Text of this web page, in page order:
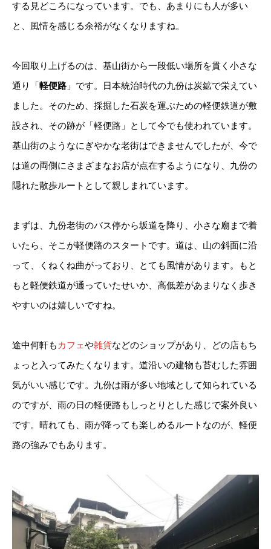
する見どころになっています。でも、あまりにも人が多い
と、風情を感じる余裕がなくなりますね。
今回取り上げるのは、基山街から一段低い場所を貫く小さな
通り「軽便路 」です。日本統治時代の九份は炭鉱で栄えてい
ました。そのため、採掘した石炭を運ぶための軽便鉄道が敷
設され、その跡が「軽便路」として今でも使われています。
基山街のようなにぎやかな老街はできませんでしたが、今で
は道の両側にさまざまなお店が点在するようになり、九份の
隠れた散歩ルートとして親しまれています。
まずは、九份老街のバス停から坂道を降り、小さな廟まで着
いたら、そこが軽便路のスタートです。道は、山の斜面に沿
って、くねくね曲がっており、とても風情があります。もと
もと軽便鉄道が通っていたせいか、高低差があまりなく歩き
やすいのは嬉しいですね。
途中何軒も カフェや雑貨などのショップがあり、どの店もち
ょっと入ってみたくなります。道沿いの建物も苔むした雰囲
気がいい感じです。九份は雨が多い地域として知られている
のですが、雨の日の軽便路もしっとりとした感じで案外良い
です。晴れても、雨が降っても楽しめるルートなのが、軽便
路の強みでもあります。